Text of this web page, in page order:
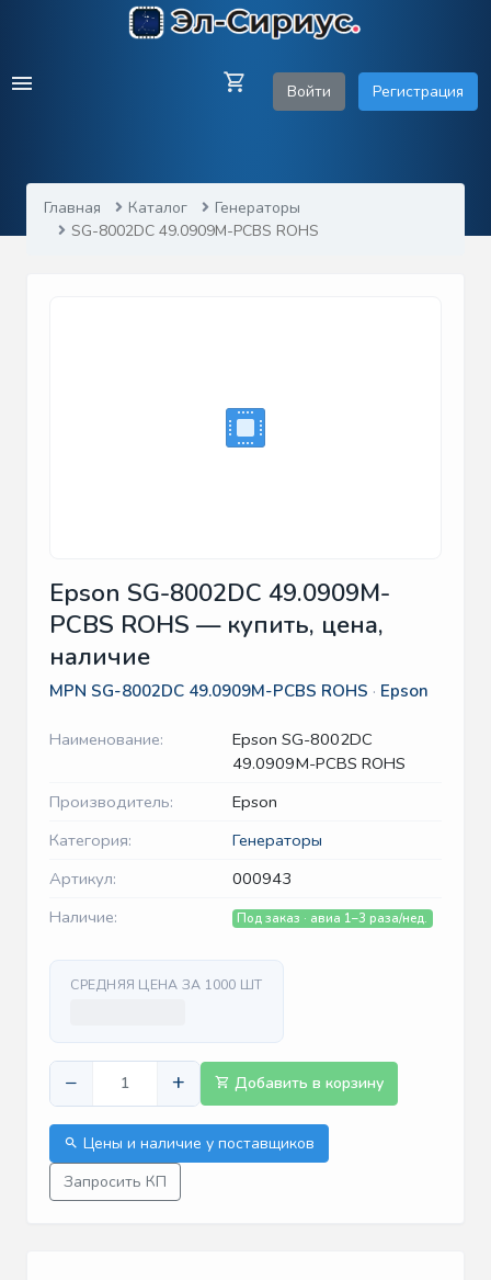
Войти Регистрация
Главная Каталог
Генераторы
SG-8002DC 49.0909M-PCBS ROHS
Epson SG-8002DC 49.0909M-
PCBS ROHS — купить, цена,
наличие
MPN SG-8002DC 49.0909M-PCBS ROHS · Epson
Наименование:
Epson SG-8002DC
49.0909M-PCBS ROHS
Производитель:
Epson
Категория:
Генераторы
Артикул:
000943
Наличие:
Под заказ · авиа 1–3 раза/нед.
СРЕДНЯЯ ЦЕНА ЗА 1000 ШТ
− + Добавить в корзину
Цены и наличие у поставщиков
Запросить КП